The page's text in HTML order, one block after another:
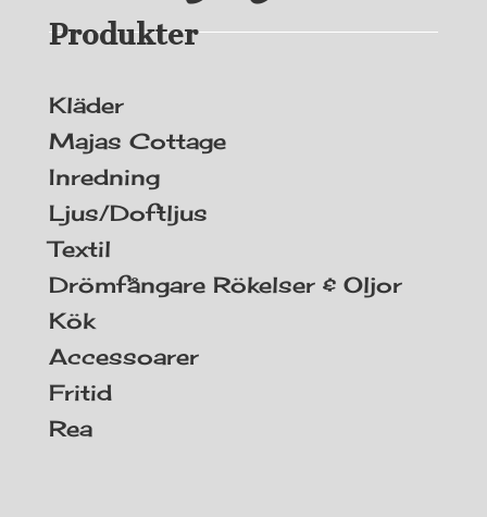
Produkter
Kläder
Majas Cottage
Inredning
Ljus/Doftljus
Textil
Drömfångare Rökelser & Oljor
Kök
Accessoarer
Fritid
Rea